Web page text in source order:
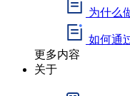
为什么
如何通
更多内容
关于